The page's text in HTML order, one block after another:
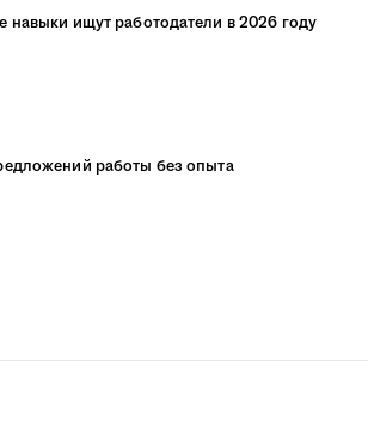
навыки ищут работодатели в 2026 году
работы без опыта